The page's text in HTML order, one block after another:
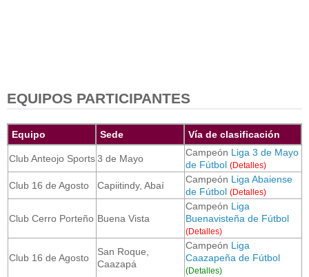
EQUIPOS PARTICIPANTES
Equipo Sede Vía de clasificación
Club Anteojo Sports3 de Mayo
Campeón Liga 3 de Mayo
de Fútbol (Detalles)
Club 16 de Agosto Capiitindy, Abaí
Campeón Liga Abaiense
de Fútbol (Detalles)
Club Cerro Porteño Buena Vista
Campeón Liga
Buenavisteña de Fútbol
(Detalles)
Club 16 de Agosto
San Roque,
Caazapá
Campeón Liga
Caazapeña de Fútbol
(Detalles)